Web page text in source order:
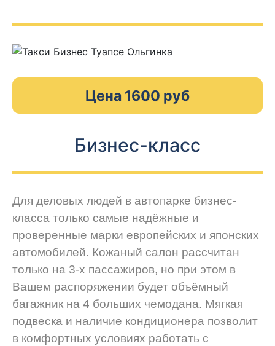
Цена 1600 руб
Бизнес-класс
Для деловых людей в автопарке бизнес-
класса только самые надёжные и
проверенные марки европейских и японских
автомобилей. Кожаный салон рассчитан
только на 3-х пассажиров, но при этом в
Вашем распоряжении будет объёмный
багажник на 4 больших чемодана. Мягкая
подвеска и наличие кондиционера позволит
в комфортных условиях работать с